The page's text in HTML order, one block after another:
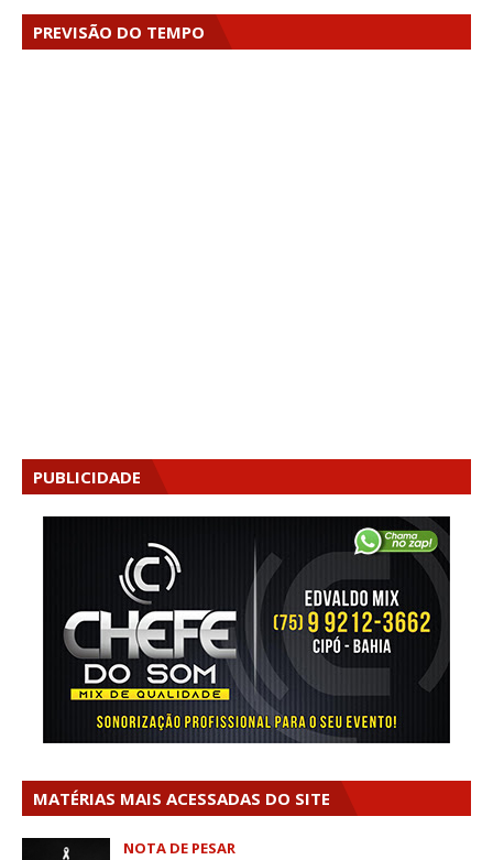
PREVISÃO DO TEMPO
PUBLICIDADE
MATÉRIAS MAIS ACESSADAS DO SITE
NOTA DE PESAR